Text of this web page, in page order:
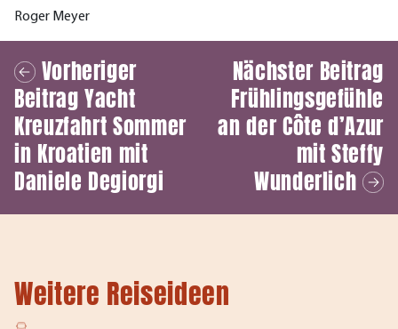
Roger Meyer
Vorheriger
BeitragYacht
Kreuzfahrt Sommer
in Kroatien mit
Daniele Degiorgi
Nächster Beitrag
Frühlingsgefühle
an der Côte d’Azur
mit Steffy
Wunderlich
Weitere Reiseideen